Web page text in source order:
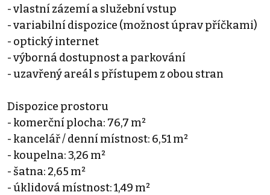
- vlastní zázemí a služební vstup
- variabilní dispozice (možnost úprav příčkami)
- optický internet
- výborná dostupnost a parkování
- uzavřený areál s přístupem z obou stran
Dispozice prostoru
- komerční plocha: 76,7 m²
- kancelář / denní místnost: 6,51 m²
- koupelna: 3,26 m²
- šatna: 2,65 m²
- úklidová místnost: 1,49 m²